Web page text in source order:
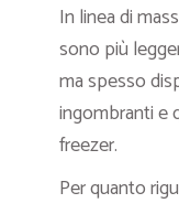
In linea di
sono più
ma spesso
ingombranti e
freezer.
Per quanto